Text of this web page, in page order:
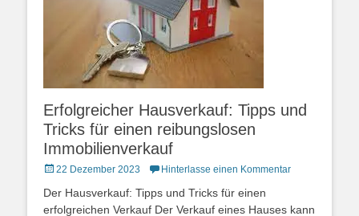
Erfolgreicher Hausverkauf: Tipps und
Tricks für einen reibungslosen
Immobilienverkauf
Posted
22 Dezember 2023 Hinterlasse einen Kommentar
Der Hausverkauf: Tipps und Tricks für einen
erfolgreichen Verkauf Der Verkauf eines Hauses kann